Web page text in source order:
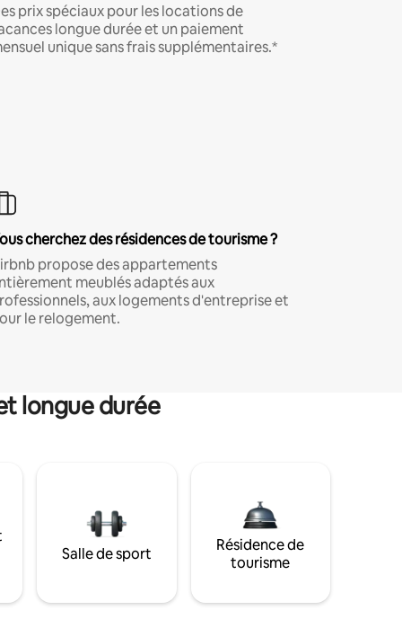
prix spéciaux pour les locations de
longue durée et un paiement
unique sans frais supplémentaires.*
cherchez des résidences de tourisme ?
propose des appartements
meublés adaptés aux
aux logements d'entreprise et
le relogement.
longue durée
Salle de sport
Résidence de
tourisme